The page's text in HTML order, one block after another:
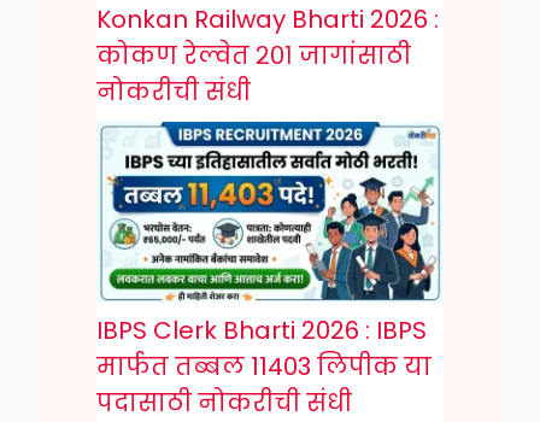
Konkan Railway Bharti 2026 :
कोकण रेल्वेत २०१ जागांसाठी
नोकरीची संधी
IBPS Clerk Bharti 2026 : IBPS
मार्फत तब्बल 11403 लिपीक या
पदासाठी नोकरीची संधी